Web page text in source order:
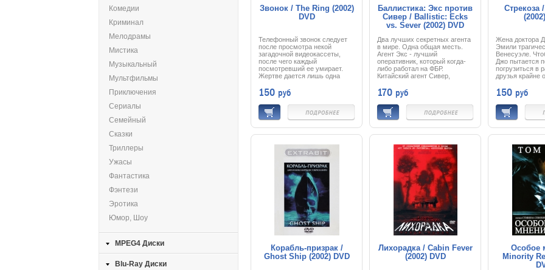
Звонок / The Ring (2002)
DVD
Телефонный звонок следует
после просмотра некой
загадочной видеокассеты,
после чего каждый
посмотревший ее умирает.
Жертве дается лишь одна
неминуемая смерть. Главная
героиня Рэйчел —
журналистка, расследует эти
страшные события, и
случайно кассета попадает к
ее сыну, над которым также
нависает смертельная угроза.
смертью в попытке хоть что-
то изменить и найти
объяснение всему
происходящему…
150 руб
Баллистика: Экс против
Сивер / Ballistic: Ecks
vs. Sever (2002) DVD
Два лучших секретных агента
в мире. Одна общая месть.
Агент Экс - лучший
оперативник, который когда-
либо работал на ФБР.
Китайский агент Сивер,
самая смертоносная женщина
планеты. В войне спецслужб
мира они - противники,
ведущие друг с другом
отчаянную игру в кошки-
мышки, где ни один не может
взять верх. Казалось, их
длиться вечно, но однажды
происходит неожиданное:
герои вынуждены выступить
вместе против общего,
мощного, страшного врага,
завладевшего новейшим
оружием, ярая ненависть к
которому затмевает их
собственное соперничество.
170 руб
Стрекоза
Жена доктора
Эмили
Венесуэле.
Джо пытается
погрузиться в
друзья крайне
постепенно
начинает
присутствие
считает, что
связывается с
стрекоз, ведь
своеобразным
утверждают,
им является
сообщить что-
Загадочные
послания
преследуют
убеждает себя,
разгадать их
только если
где его жена
жизнью. В
отправляется
чтобы
своей
150 руб
Корабль-призрак /
Ghost Ship (2002) DVD
Лихорадка / Cabin Fever
(2002) DVD
Особое
Minority
Комедии
Криминал
Мелодрамы
Мистика
Музыкальный
Мультфильмы
Приключения
Сериалы
Семейный
Сказки
Триллеры
Ужасы
Фантастика
Фэнтези
Эротика
Юмор, Шоу
MPEG4 Диски
Blu-Ray Диски